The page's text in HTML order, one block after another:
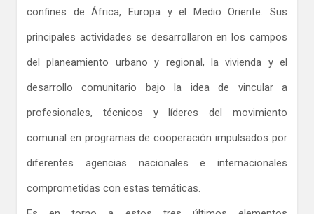
confines de África, Europa y el Medio Oriente. Sus
principales actividades se desarrollaron en los campos
del planeamiento urbano y regional, la vivienda y el
desarrollo comunitario bajo la idea de vincular a
profesionales, técnicos y líderes del movimiento
comunal en programas de cooperación impulsados por
diferentes agencias nacionales e internacionales
comprometidas con estas temáticas.